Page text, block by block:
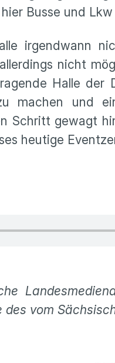
Busse und Lkw
irgendwann
nicht
Halle
machen und
Schritt gewagt
heutige
vom